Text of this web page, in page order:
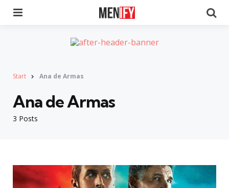
Start Ana de Armas
3 Posts
Ana de Armas